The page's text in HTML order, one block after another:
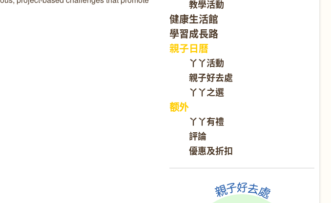
教學活動
健康生活館
學習成長路
親子日曆
丫丫活動
親子好去處
丫丫之選
额外
丫丫有禮
評論
優惠及折扣